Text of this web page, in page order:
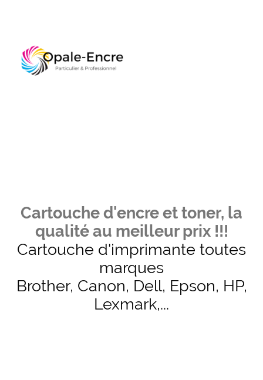
Cartouche d'encre et toner, la
qualité au meilleur prix !!!
Cartouche d'imprimante toutes
marques
Brother, Canon, Dell, Epson, HP,
Lexmark,...